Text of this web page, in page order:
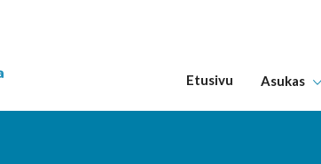
Etusivu Asukas